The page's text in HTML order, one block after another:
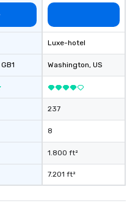
Luxe-hotel
Washington, US
237
8
1.800 ft²
7.201 ft²